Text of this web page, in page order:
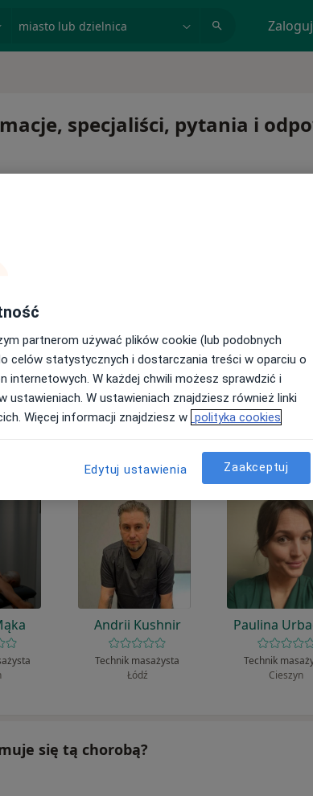
specjaliści, pytania i
bez wychodzenia z domu. Jeśli
Andrii Kushnir
Technik masażysta
Łódź
Paulina
Technik
Cieszyn
się tą chorobą?
partnerom używać plików cookie (lub podobnych
celów statystycznych i dostarczania treści w oparciu o
internetowych. W każdej chwili możesz sprawdzić i
ustawieniach. W ustawieniach znajdziesz również linki
Więcej informacji znajdziesz w polityka cookies
Edytuj ustawienia Zaakceptuj